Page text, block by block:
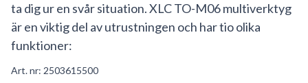
ta dig ur en svår situation. XLC TO-M06 multiverktyg
är en viktig del av utrustningen och har tio olika
funktioner:
Art. nr: 2503615500